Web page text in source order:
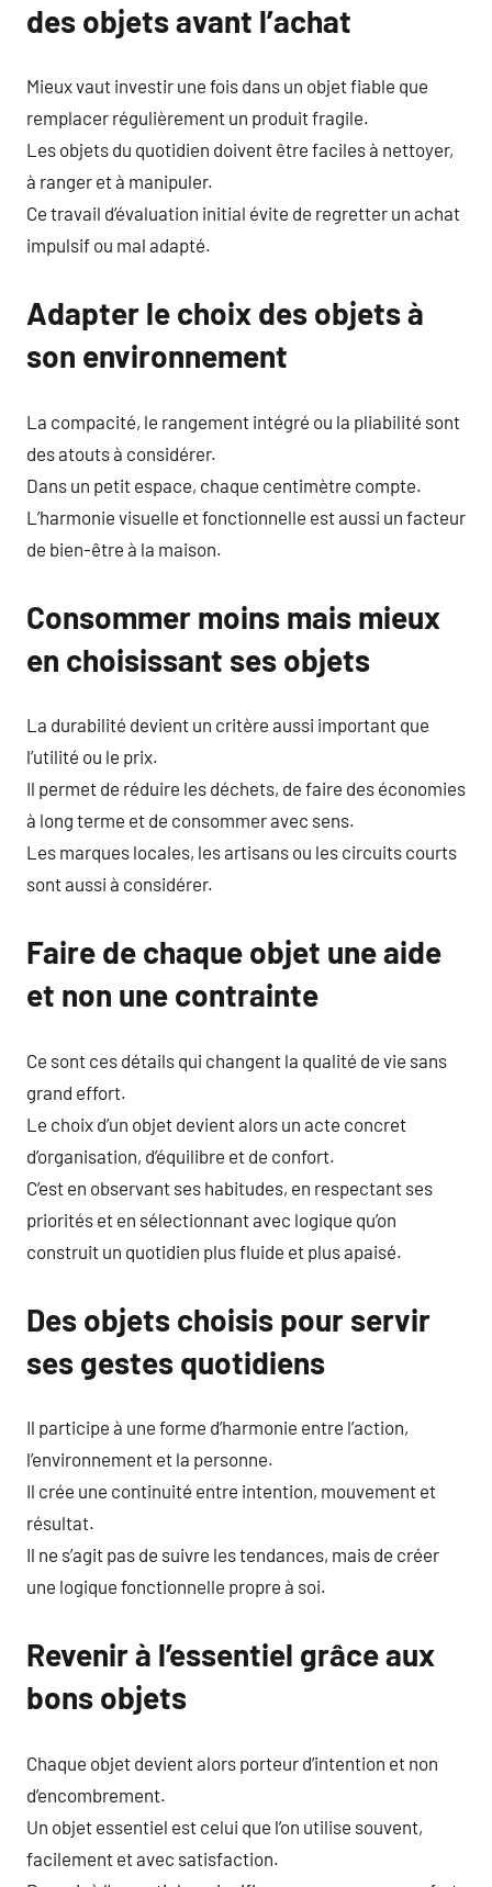
des objets avant l’achat
Mieux vaut investir une fois dans un objet fiable que
remplacer régulièrement un produit fragile.
Les objets du quotidien doivent être faciles à nettoyer,
à ranger et à manipuler.
Ce travail d’évaluation initial évite de regretter un achat
impulsif ou mal adapté.
Adapter le choix des objets à
son environnement
La compacité, le rangement intégré ou la pliabilité sont
des atouts à considérer.
Dans un petit espace, chaque centimètre compte.
L’harmonie visuelle et fonctionnelle est aussi un facteur
de bien-être à la maison.
Consommer moins mais mieux
en choisissant ses objets
La durabilité devient un critère aussi important que
l’utilité ou le prix.
Il permet de réduire les déchets, de faire des économies
à long terme et de consommer avec sens.
Les marques locales, les artisans ou les circuits courts
sont aussi à considérer.
Faire de chaque objet une aide
et non une contrainte
Ce sont ces détails qui changent la qualité de vie sans
grand effort.
Le choix d’un objet devient alors un acte concret
d’organisation, d’équilibre et de confort.
C’est en observant ses habitudes, en respectant ses
priorités et en sélectionnant avec logique qu’on
construit un quotidien plus fluide et plus apaisé.
Des objets choisis pour servir
ses gestes quotidiens
Il participe à une forme d’harmonie entre l’action,
l’environnement et la personne.
Il crée une continuité entre intention, mouvement et
résultat.
Il ne s’agit pas de suivre les tendances, mais de créer
une logique fonctionnelle propre à soi.
Revenir à l’essentiel grâce aux
bons objets
Chaque objet devient alors porteur d’intention et non
d’encombrement.
Un objet essentiel est celui que l’on utilise souvent,
facilement et avec satisfaction.